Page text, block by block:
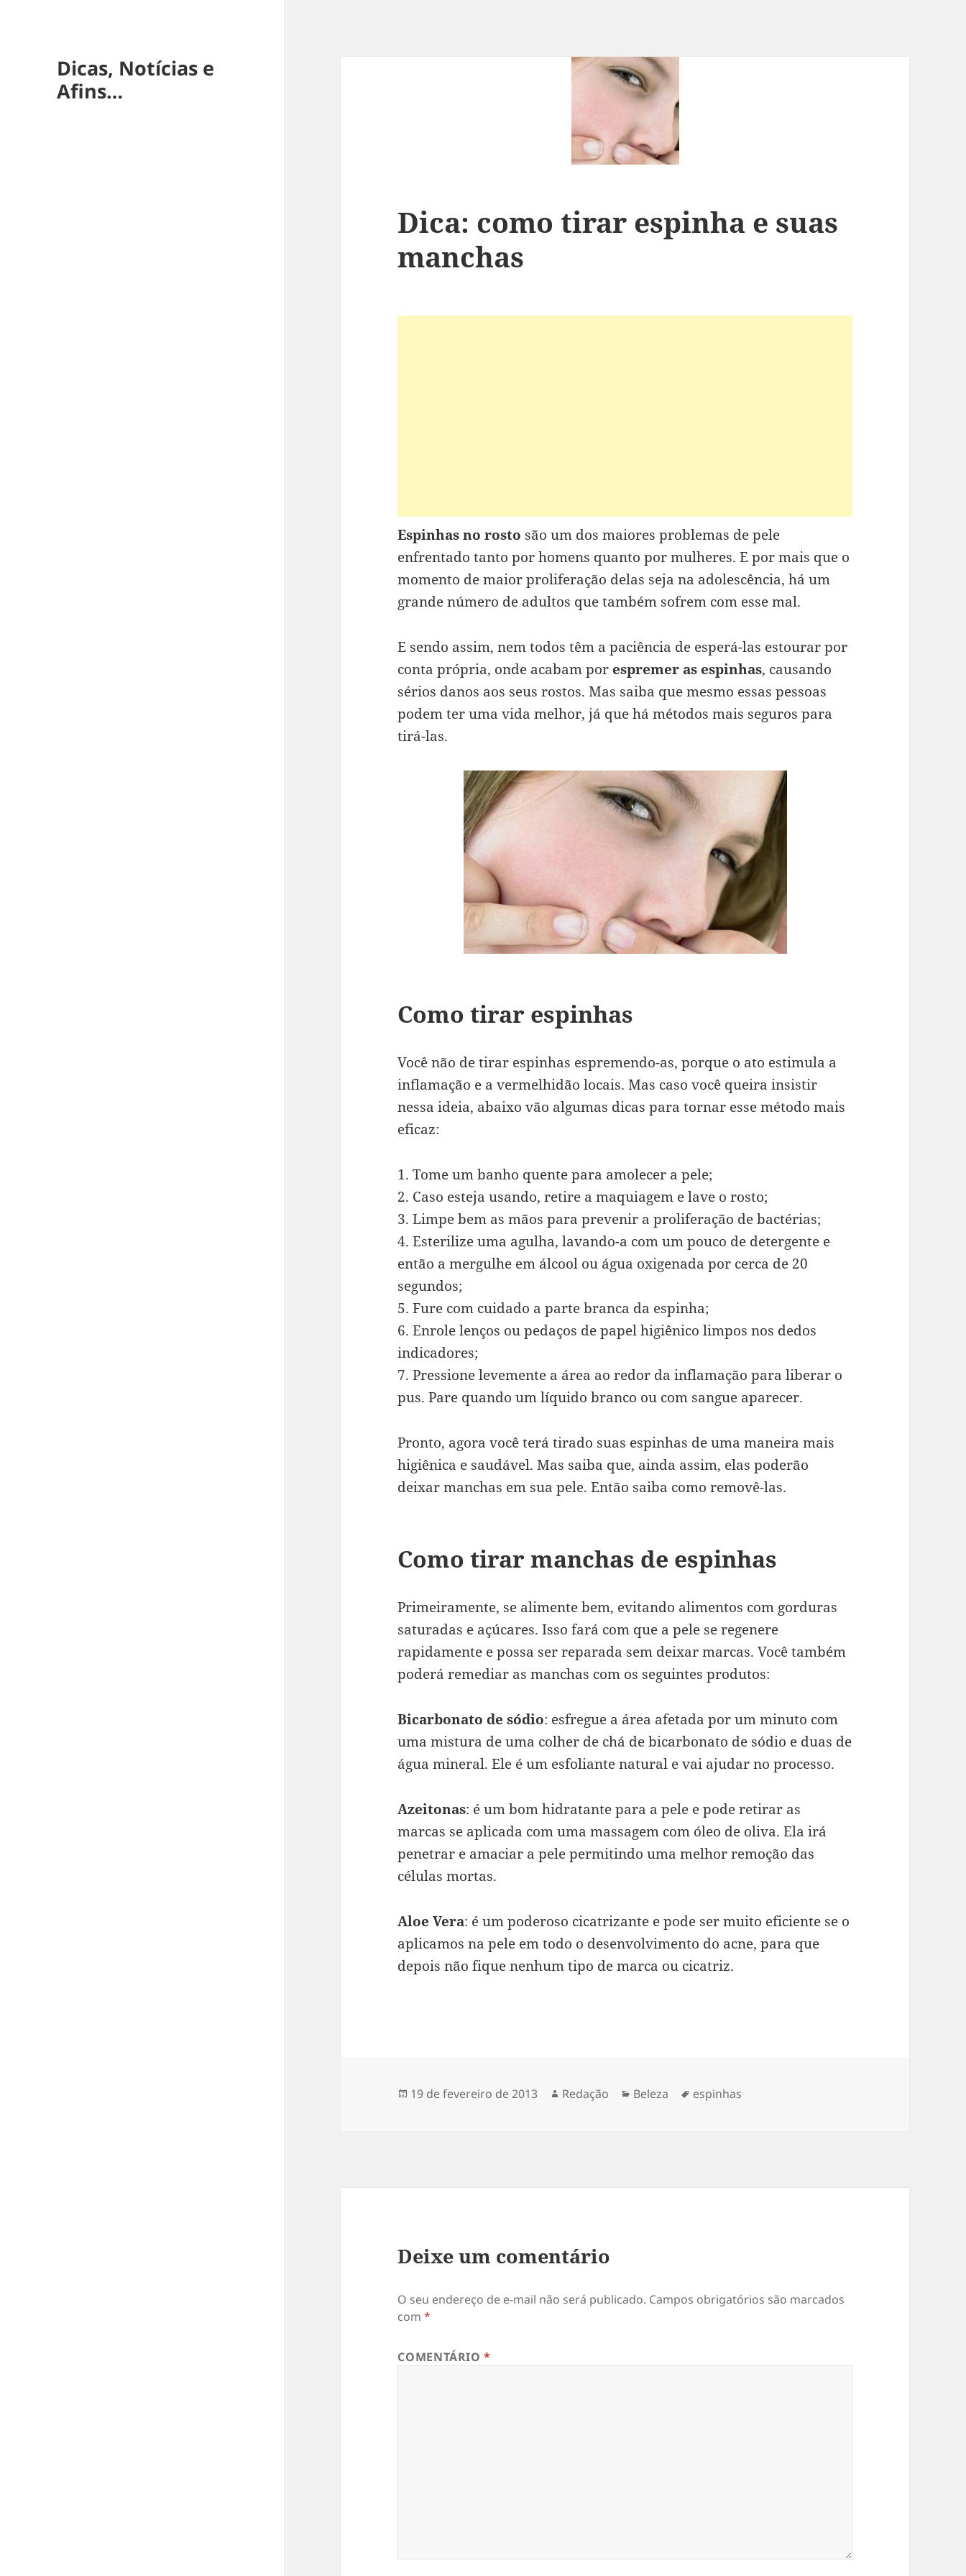
Dicas, Notícias e
Afins…
Dica: como tirar espinha e suas
manchas
Espinhas no rosto são um dos maiores problemas de pele
enfrentado tanto por homens quanto por mulheres. E por mais que o
momento de maior proliferação delas seja na adolescência, há um
grande número de adultos que também sofrem com esse mal.
E sendo assim, nem todos têm a paciência de esperá-las estourar por
conta própria, onde acabam por espremer as espinhas, causando
sérios danos aos seus rostos. Mas saiba que mesmo essas pessoas
podem ter uma vida melhor, já que há métodos mais seguros para
tirá-las.
Como tirar espinhas
Você não de tirar espinhas espremendo-as, porque o ato estimula a
inflamação e a vermelhidão locais. Mas caso você queira insistir
nessa ideia, abaixo vão algumas dicas para tornar esse método mais
eficaz:
1. Tome um banho quente para amolecer a pele;
2. Caso esteja usando, retire a maquiagem e lave o rosto;
3. Limpe bem as mãos para prevenir a proliferação de bactérias;
4. Esterilize uma agulha, lavando-a com um pouco de detergente e
então a mergulhe em álcool ou água oxigenada por cerca de 20
segundos;
5. Fure com cuidado a parte branca da espinha;
6. Enrole lenços ou pedaços de papel higiênico limpos nos dedos
indicadores;
7. Pressione levemente a área ao redor da inflamação para liberar o
pus. Pare quando um líquido branco ou com sangue aparecer.
Pronto, agora você terá tirado suas espinhas de uma maneira mais
higiênica e saudável. Mas saiba que, ainda assim, elas poderão
deixar manchas em sua pele. Então saiba como removê-las.
Como tirar manchas de espinhas
Primeiramente, se alimente bem, evitando alimentos com gorduras
saturadas e açúcares. Isso fará com que a pele se regenere
rapidamente e possa ser reparada sem deixar marcas. Você também
poderá remediar as manchas com os seguintes produtos:
Bicarbonato de sódio: esfregue a área afetada por um minuto com
uma mistura de uma colher de chá de bicarbonato de sódio e duas de
água mineral. Ele é um esfoliante natural e vai ajudar no processo.
Azeitonas: é um bom hidratante para a pele e pode retirar as
marcas se aplicada com uma massagem com óleo de oliva. Ela irá
penetrar e amaciar a pele permitindo uma melhor remoção das
células mortas.
Aloe Vera: é um poderoso cicatrizante e pode ser muito eficiente se o
aplicamos na pele em todo o desenvolvimento do acne, para que
depois não fique nenhum tipo de marca ou cicatriz.
Publicado
19 de fevereiro de 2013 Autor
Redação Categorias
Beleza Tags
espinhas
Deixe um comentário
O seu endereço de e-mail não será publicado. Campos obrigatórios são marcados
com*
COMENTÁRIO*